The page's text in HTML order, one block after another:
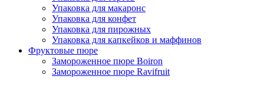
Упаковка для макаронс
Упаковка для конфет
Упаковка для пирожных
Упаковка для капкейков и маффинов
Фруктовые пюре
Замороженное пюре Boiron
Замороженное пюре Ravifruit